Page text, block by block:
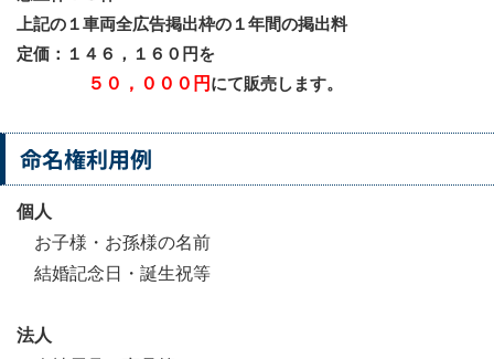
上記の１車両全広告掲出枠の１年間の掲出料
定価：１４６，１６０円を
５０，０００円 にて販売します。
命名権利用例
個人
お子様・お孫様の名前
結婚記念日・誕生祝等
法人